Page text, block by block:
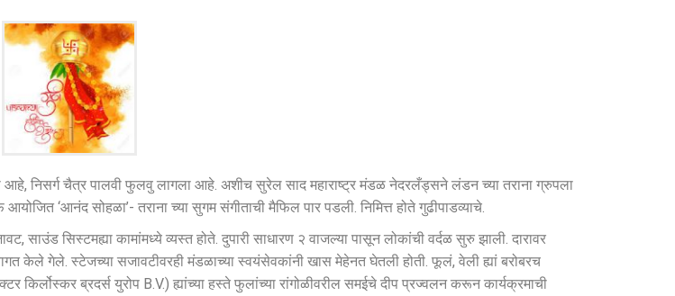
चैत्र पालवी फुलवु लागला आहे. अशीच सुरेल साद महाराष्ट्र मंडळ नेदरलँड्सने लंडन च्या तराना ग्रुपला
‘आनंद सोहळा’- तराना च्या सुगम संगीताची मैफिल पार पडली. निमित्त होते गुढीपाडव्याचे.
सिस्टमह्या कामांमध्ये व्यस्त होते. दुपारी साधारण २ वाजल्या पासून लोकांची वर्दळ सुरु झाली. दारावर
केले गेले. स्टेजच्या सजावटीवरही मंडळाच्या स्वयंसेवकांनी खास मेहेनत घेतली होती. फूलं, वेली ह्यां बरोबरच
किर्लोस्कर ब्रदर्स युरोप B.V.) ह्यांच्या हस्ते फुलांच्या रांगोळीवरील समईचे दीप प्रज्वलन करून कार्यक्रमाची